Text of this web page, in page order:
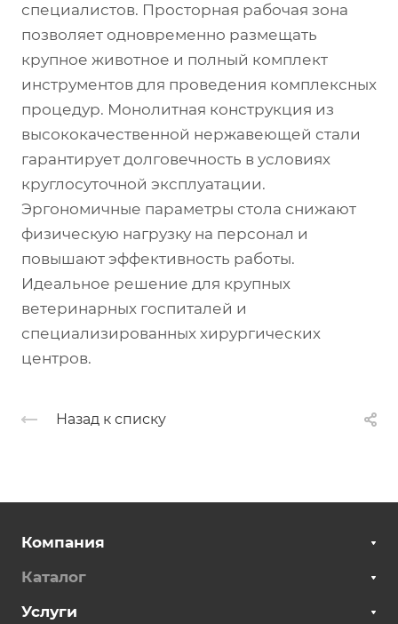
специалистов. Просторная рабочая зона
позволяет одновременно размещать
крупное животное и полный комплект
инструментов для проведения комплексных
процедур. Монолитная конструкция из
высококачественной нержавеющей стали
гарантирует долговечность в условиях
круглосуточной эксплуатации.
Эргономичные параметры стола снижают
физическую нагрузку на персонал и
повышают эффективность работы.
Идеальное решение для крупных
ветеринарных госпиталей и
специализированных хирургических
центров.
Назад к списку
Компания
Каталог
Услуги